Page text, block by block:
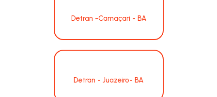
Detran -Camaçari - BA
Detran - Juazeiro- BA